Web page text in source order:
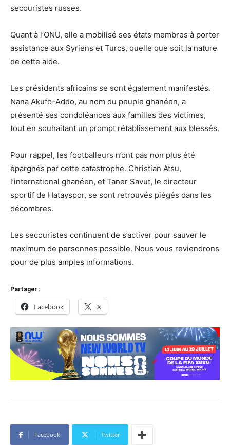
secouristes russes.
Quant à l’ONU, elle a mobilisé ses états membres à porter
assistance aux Syriens et Turcs, quelle que soit la nature
de cette aide.
Les présidents africains se sont également manifestés.
Nana Akufo-Addo, au nom du peuple ghanéen, a
présenté ses condoléances aux familles des victimes,
tout en souhaitant un prompt rétablissement aux blessés.
Pour rappel, les footballeurs n’ont pas non plus été
épargnés par cette catastrophe. Christian Atsu,
l’international ghanéen, et Taner Savut, le directeur
sportif de Hatayspor, se sont retrouvés piégés dans les
décombres.
Les secouristes continuent de s’activer pour sauver le
maximum de personnes possible. Nous vous reviendrons
pour de plus amples informations.
Partager :
Facebook X
Facebook Twitter